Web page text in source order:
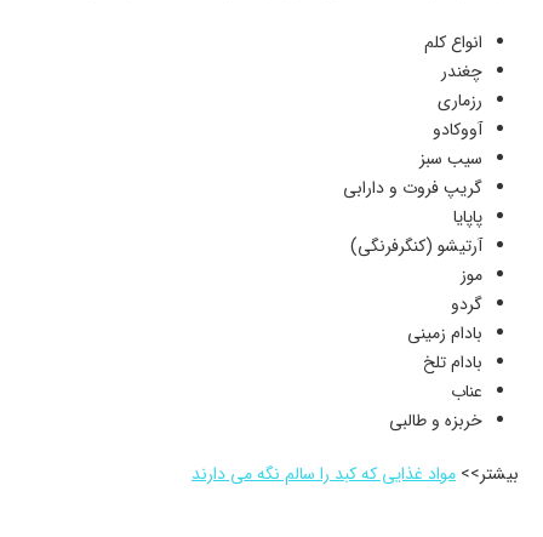
انواع کلم
چغندر
رزماری
آووکادو
سیب سبز
گریپ فروت و دارابی
پاپایا
آرتیشو (کنگرفرنگی)
موز
گردو
بادام زمینی
بادام تلخ
عناب
خربزه و طالبی
بیشتر>> مواد غذایی که کبد را سالم نگه می دارند